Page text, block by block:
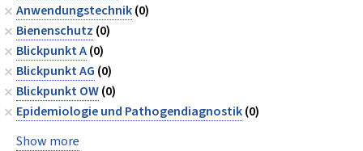
Anwendungstechnik(0)
Bienenschutz (0)
Blickpunkt A(0)
Blickpunkt AG (0)
Blickpunkt OW(0)
Epidemiologie und Pathogendiagnostik(0)
Show more